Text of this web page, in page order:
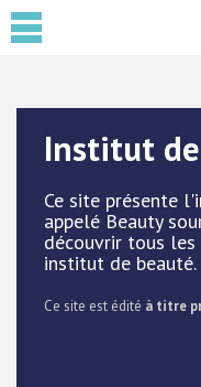
Institut
Ce site présente
appelé Beauty
découvrir tous les
institut de beauté.
Ce site est édité à titre